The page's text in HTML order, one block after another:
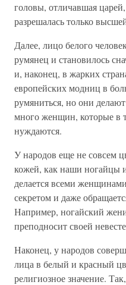
головы, отличавшая
разрешалась только
Далее, лицо белого
румянец и становилось
и, наконец, в жарких
европейских модниц в
румяниться, но они
много женщин, которые в
нуждаются.
У народов еще не совсем
кожей, как наши ногайцы
делается всеми
секретом и даже
Например, ногайский
преподносит своей
Наконец, у народов
лица в белый и красный
религиозное значение.